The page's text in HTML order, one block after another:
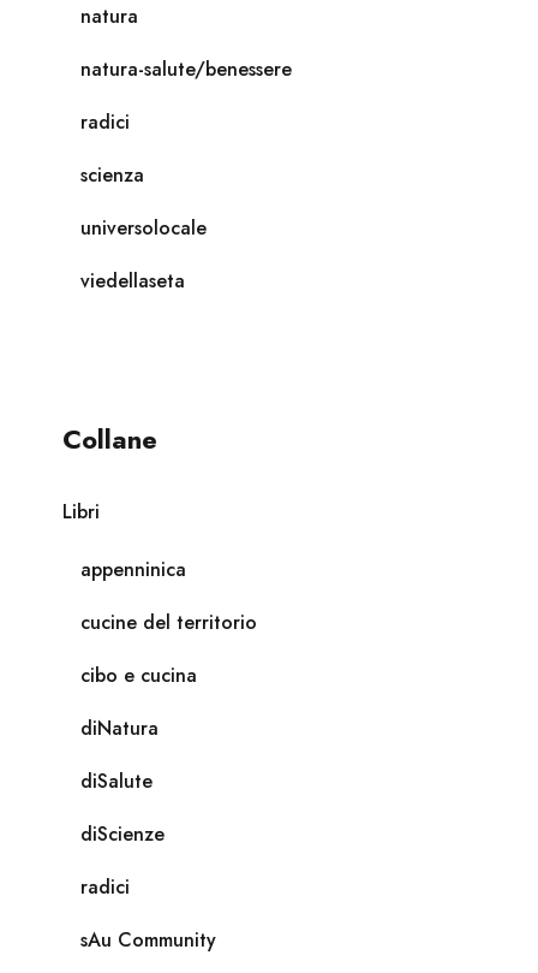
natura
natura-salute/benessere
radici
scienza
universolocale
viedellaseta
Collane
Libri
appenninica
cucine del territorio
cibo e cucina
diNatura
diSalute
diScienze
radici
sAu Community